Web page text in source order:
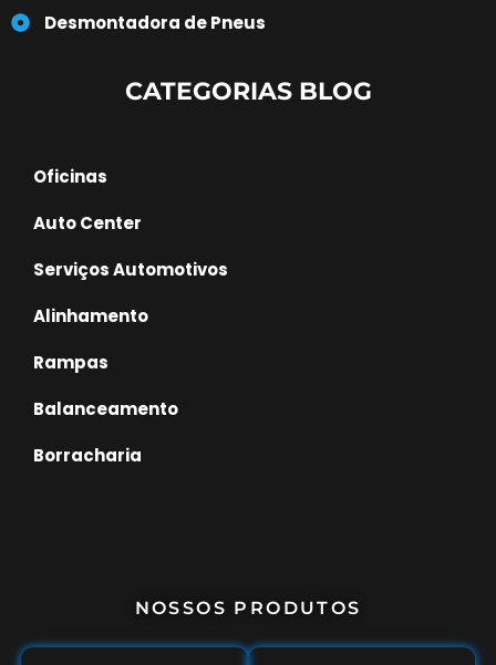
Desmontadora de Pneus
CATEGORIAS BLOG
Oficinas
Auto Center
Serviços Automotivos
Alinhamento
Rampas
Balanceamento
Borracharia
NOSSOS PRODUTOS